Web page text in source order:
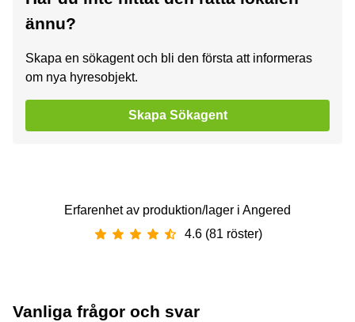
ännu?
Skapa en sökagent och bli den första att informeras
om nya hyresobjekt.
Skapa Sökagent
Erfarenhet av ‪produktion/lager‬ i ‪Angered‬
4.6 (81 röster)
Vanliga frågor och svar